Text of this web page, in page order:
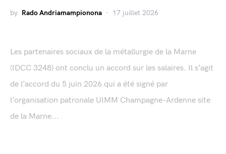
by Rado Andriamampionona 17 juillet 2026
Les partenaires sociaux de la métallurgie de la Marne
(IDCC 3248) ont conclu un accord sur les salaires. Il s’agit
de l’accord du 5 juin 2026 qui a été signé par
l’organisation patronale UIMM Champagne-Ardenne site
de la Marne...